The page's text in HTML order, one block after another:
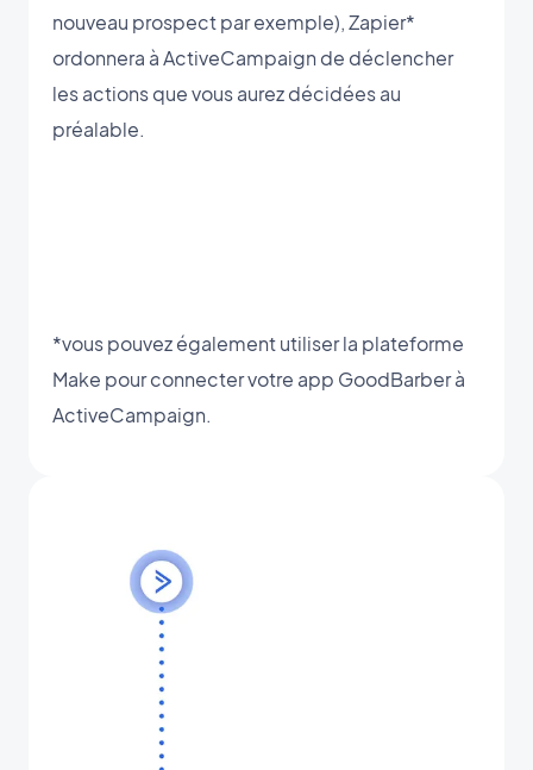
nouveau prospect par exemple), Zapier*
ordonnera à ActiveCampaign de déclencher
les actions que vous aurez décidées au
préalable.
*vous pouvez également utiliser la plateforme
Make pour connecter votre app GoodBarber à
ActiveCampaign.